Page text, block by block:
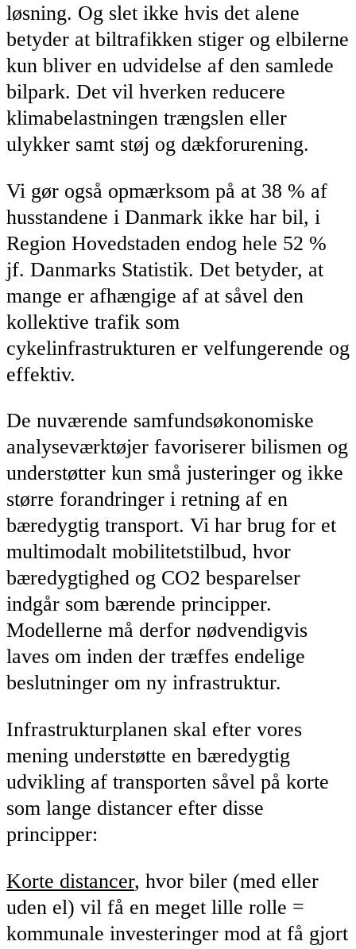
løsning. Og slet ikke hvis det alene
betyder at biltrafikken stiger og elbilerne
kun bliver en udvidelse af den samlede
bilpark. Det vil hverken reducere
klimabelastningen trængslen eller
ulykker samt støj og dækforurening.
Vi gør også opmærksom på at 38 % af
husstandene i Danmark ikke har bil, i
Region Hovedstaden endog hele 52 %
jf. Danmarks Statistik. Det betyder, at
mange er afhængige af at såvel den
kollektive trafik som
cykelinfrastrukturen er velfungerende og
effektiv.
De nuværende samfundsøkonomiske
analyseværktøjer favoriserer bilismen og
understøtter kun små justeringer og ikke
større forandringer i retning af en
bæredygtig transport. Vi har brug for et
multimodalt mobilitetstilbud, hvor
bæredygtighed og CO2 besparelser
indgår som bærende principper.
Modellerne må derfor nødvendigvis
laves om inden der træffes endelige
beslutninger om ny infrastruktur.
Infrastrukturplanen skal efter vores
mening understøtte en bæredygtig
udvikling af transporten såvel på korte
som lange distancer efter disse
principper:
Korte distancer, hvor biler (med eller
uden el) vil få en meget lille rolle =
kommunale investeringer mod at få gjort